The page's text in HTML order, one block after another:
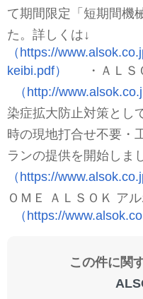
て期間限定「短期間機
た。詳しくは↓
（https://
keibi.pdf）
・ＡＬ
（http://
染症拡大防止対策とし
時の現地打合せ不要・
ランの提供を開始しま
（https://
ＯＭＥ ＡＬＳＯＫ ア
（https://
この件に関